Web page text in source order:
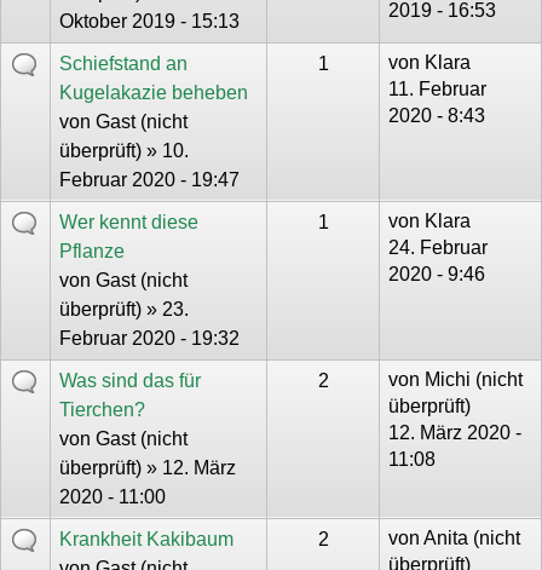
Oktober 2019 - 15:13
2019 - 16:53
Schiefstand an
Kugelakazie beheben
von Gast (nicht
überprüft) » 10.
Februar 2020 - 19:47
1 von Klara
11. Februar
2020 - 8:43
Wer kennt diese
Pflanze
von Gast (nicht
überprüft) » 23.
Februar 2020 - 19:32
1 von Klara
24. Februar
2020 - 9:46
Was sind das für
Tierchen?
von Gast (nicht
überprüft) » 12. März
2020 - 11:00
2 von Michi (nicht
überprüft)
12. März 2020 -
11:08
Krankheit Kakibaum
2 von Anita (nicht
überprüft)